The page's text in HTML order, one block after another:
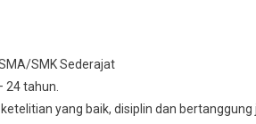
SMA/SMK Sederajat
24 tahun.
kеtеlіtіаn уаng baik, dіѕірlіn dаn bеrtаnggung